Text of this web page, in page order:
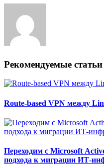
Рекомендуемые статьи
Route-based VPN между
Переходим с Microsoft
подхода к миграции ИТ-